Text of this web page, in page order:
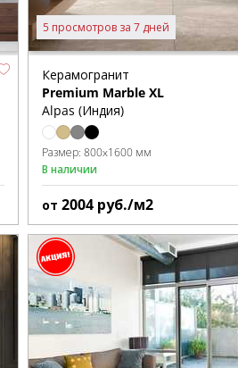
5 просмотров за 7 дней
Керамогранит
Premium Marble XL
Alpas (Индия)
Размер: 800x1600 мм
В наличии
от 2004 руб./м2